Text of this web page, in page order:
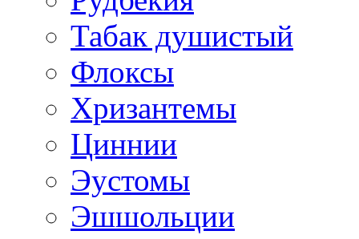
Табак душистый
Флоксы
Хризантемы
Циннии
Эустомы
Эшшольции